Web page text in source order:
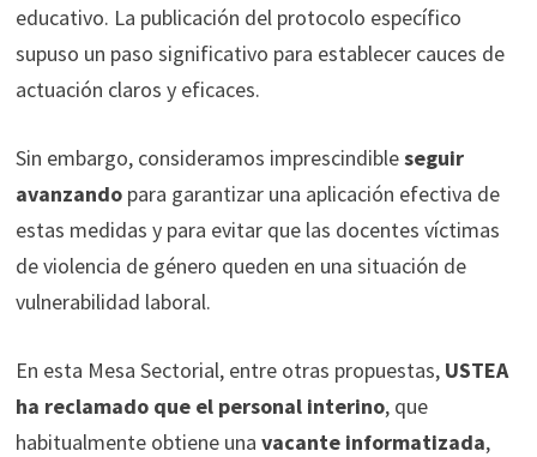
educativo. La publicación del protocolo específico
supuso un paso significativo para establecer cauces de
actuación claros y eficaces.
Sin embargo, consideramos imprescindibleseguir
avanzandopara garantizar una aplicación efectiva de
estas medidas y para evitar que las docentes víctimas
de violencia de género queden en una situación de
vulnerabilidad laboral.
En esta Mesa Sectorial, entre otras propuestas, USTEA
ha reclamado que el personal interino, que
habitualmente obtiene una vacante informatizada,